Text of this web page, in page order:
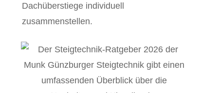
Dachüberstiege individuell
zusammenstellen.